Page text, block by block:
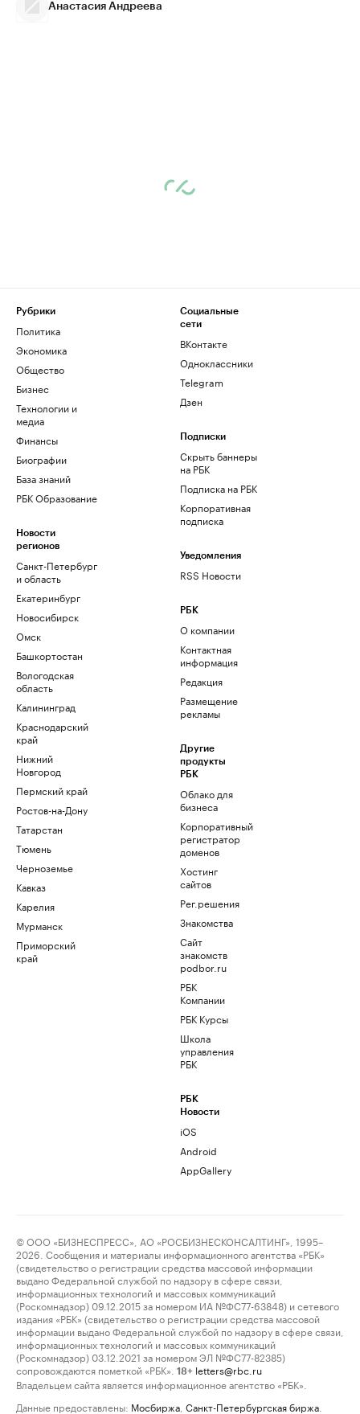
Анастасия Андреева
Рубрики
Политика
Экономика
Общество
Бизнес
Технологии и
медиа
Финансы
Биографии
База знаний
РБК Образование
Новости
регионов
Санкт-Петербург
и область
Екатеринбург
Новосибирск
Омск
Башкортостан
Вологодская
область
Калининград
Краснодарский
край
Нижний
Новгород
Пермский край
Ростов-на-Дону
Татарстан
Тюмень
Черноземье
Кавказ
Карелия
Мурманск
Приморский
край
Социальные
сети
ВКонтакте
Одноклассники
Telegram
Дзен
Подписки
Скрыть баннеры
на РБК
Подписка на РБК
Корпоративная
подписка
Уведомления
RSS Новости
РБК
О компании
Контактная
информация
Редакция
Размещение
рекламы
Другие
продукты
РБК
Облако для
бизнеса
Корпоративный
регистратор
доменов
Хостинг
сайтов
Рег.решения
Знакомства
Сайт
знакомств
podbor.ru
РБК
Компании
РБК Курсы
Школа
управления
РБК
РБК
Новости
iOS
Android
AppGallery
© ООО «БИЗНЕСПРЕСС», АО «РОСБИЗНЕСКОНСАЛТИНГ», 1995–
2026. Сообщения и материалы информационного агентства «РБК»
(свидетельство о регистрации средства массовой информации
выдано Федеральной службой по надзору в сфере связи,
информационных технологий и массовых коммуникаций
(Роскомнадзор) 09.12.2015 за номером ИА №ФС77-63848) и сетевого
издания «РБК» (свидетельство о регистрации средства массовой
информации выдано Федеральной службой по надзору в сфере связи,
информационных технологий и массовых коммуникаций
(Роскомнадзор) 03.12.2021 за номером ЭЛ №ФС77-82385)
сопровождаются пометкой «РБК».
18+ letters@rbc.ru
Владельцем сайта является информационное агентство «РБК».
Данные предоставлены: Мосбиржа Санкт-Петербургская биржа